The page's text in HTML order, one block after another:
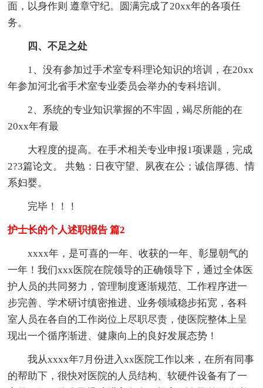
面，以身作则 遵章守纪。圆满完成了20xx年的各项任
务。
四、不足之处
1、没有参加过手术室专科理论知识的培训，在20xx
年参加河北省手术室专业委员会举办的专科培训。
2、系统的专业知识掌握的不牢固，竭尽所能的在
20xx年有最
大程度的提高。在手术相关专业申报1项课题，完成
2?3篇论文。 共勉：日夜守望、夙夜在公；诚信厚德、情
系妇婴。
完毕！！！
护士长的个人述职报告 篇2
xxxx年，是可喜的一年、收获的一年、彰显朝气的
一年！我们xxx医院在院领导的正确领导下，通过全体医
护人员的共同努力，管理制度逐渐规范、工作程序进一
步完善、学术研讨缜密推进、业务领域稳步拓宽，各科
室人员在各自的工作岗位上尽职尽责，使医院整体上呈
现出一个循序渐进、健康向上的良好发展态势！
我从xxxx年7月份进入xx医院工作以来，在所有同事
的帮助下，很快对医院的人员结构、软硬件设备有了一